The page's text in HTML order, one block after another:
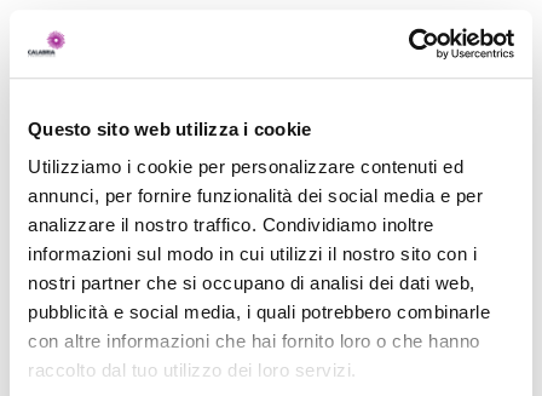
Questo sito web utilizza i cookie
Utilizziamo i cookie per personalizzare contenuti ed
annunci, per fornire funzionalità dei social media e per
analizzare il nostro traffico. Condividiamo inoltre
informazioni sul modo in cui utilizzi il nostro sito con i
nostri partner che si occupano di analisi dei dati web,
pubblicità e social media, i quali potrebbero combinarle
con altre informazioni che hai fornito loro o che hanno
raccolto dal tuo utilizzo dei loro servizi.